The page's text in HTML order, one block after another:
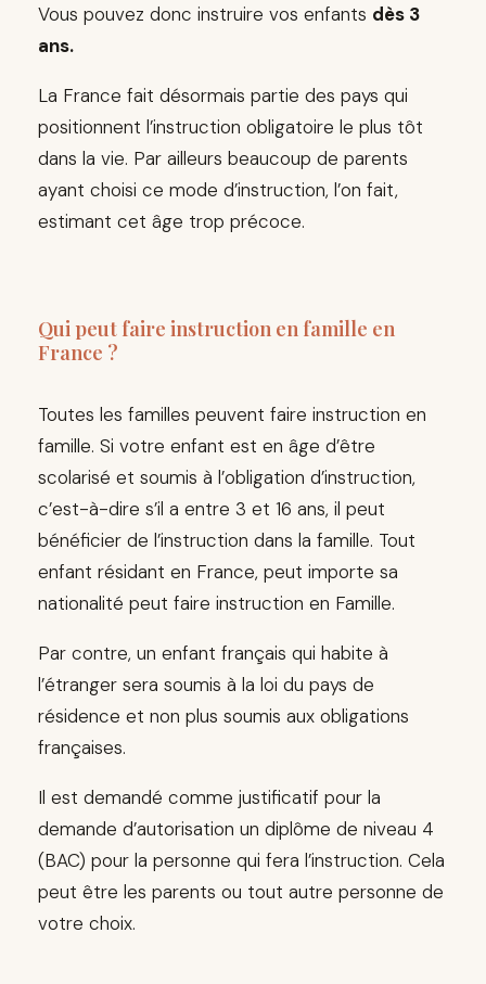
Vous pouvez donc instruire vos enfants dès 3
ans.
La France fait désormais partie des pays qui
positionnent l’instruction obligatoire le plus tôt
dans la vie. Par ailleurs beaucoup de parents
ayant choisi ce mode d’instruction, l’on fait,
estimant cet âge trop précoce.
Qui peut faire instruction en famille en
France ?
Toutes les familles peuvent faire instruction en
famille. Si votre enfant est en âge d’être
scolarisé et soumis à l’obligation d’instruction,
c’est-à-dire s’il a entre 3 et 16 ans, il peut
bénéficier de l’instruction dans la famille. Tout
enfant résidant en France, peut importe sa
nationalité peut faire instruction en Famille.
Par contre, un enfant français qui habite à
l’étranger sera soumis à la loi du pays de
résidence et non plus soumis aux obligations
françaises.
Il est demandé comme justificatif pour la
demande d’autorisation un diplôme de niveau 4
(BAC) pour la personne qui fera l’instruction. Cela
peut être les parents ou tout autre personne de
votre choix.